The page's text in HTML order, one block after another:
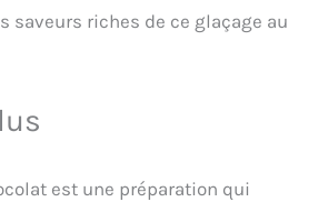
saveurs riches de ce glaçage au
est une préparation qui